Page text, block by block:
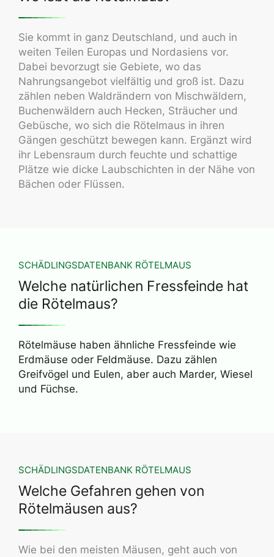
Sie kommt in ganz Deutschland, und auch in
weiten Teilen Europas und Nordasiens vor.
Dabei bevorzugt sie Gebiete, wo das
Nahrungsangebot vielfältig und groß ist. Dazu
zählen neben Waldrändern von Mischwäldern,
Buchenwäldern auch Hecken, Sträucher und
Gebüsche, wo sich die Rötelmaus in ihren
Gängen geschützt bewegen kann. Ergänzt wird
ihr Lebensraum durch feuchte und schattige
Plätze wie dicke Laubschichten in der Nähe von
Bächen oder Flüssen.
SCHÄDLINGSDATENBANK RÖTELMAUS
Welche natürlichen Fressfeinde hat
die Rötelmaus?
Rötelmäuse haben ähnliche Fressfeinde wie
Erdmäuse oder Feldmäuse. Dazu zählen
Greifvögel und Eulen, aber auch Marder, Wiesel
und Füchse.
SCHÄDLINGSDATENBANK RÖTELMAUS
Welche Gefahren gehen von
Rötelmäusen aus?
Wie bei den meisten Mäusen, geht auch von